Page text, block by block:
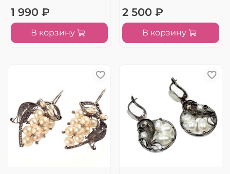
1 990 ₽
В корзину
2 500 ₽
В корзину